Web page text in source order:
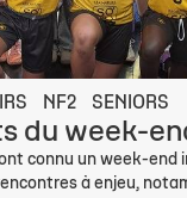
NF2 SENIORS
du week-
connu un week-end
à enjeu,